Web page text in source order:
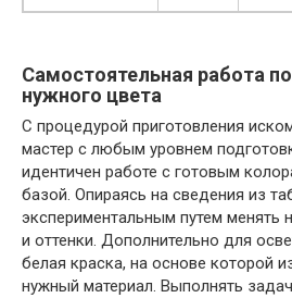
Самостоятельная работа
нужного цвета
С процедурой приготовления
мастер с любым уровнем
идентичен работе с готовым
базой. Опираясь на сведения из
экспериментальным путем менять
и оттенки. Дополнительно для
белая краска, на основе которой
нужный материал. Выполнять